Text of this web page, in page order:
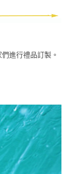
進行禮品訂製。